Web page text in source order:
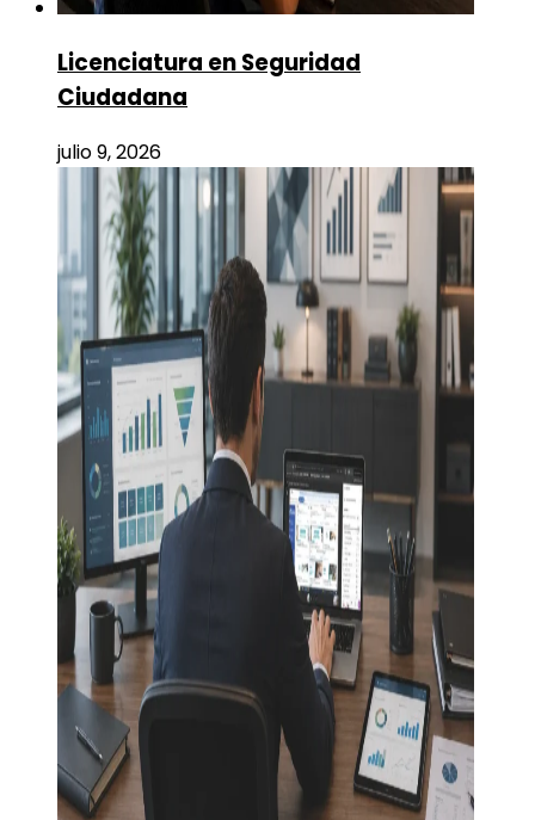
Licenciatura en Seguridad
Ciudadana
julio 9, 2026